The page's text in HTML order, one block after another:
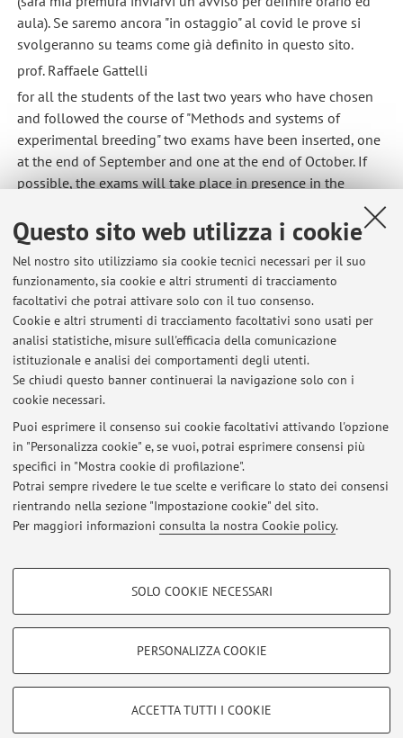
Questo sito web utilizza i cookie
Nel nostro sito utilizziamo sia cookie tecnici necessari per il suo
funzionamento, sia cookie e altri strumenti di tracciamento
facoltativi che potrai attivare solo con il tuo consenso.
Cookie e altri strumenti di tracciamento facoltativi sono usati per
analisi statistiche, misure sull'efficacia della comunicazione
istituzionale e analisi dei comportamenti degli utenti.
Se chiudi questo banner continuerai la navigazione solo con i
cookie necessari.
Puoi esprimere il consenso sui cookie facoltativi attivando l'opzione
in "Personalizza cookie" e, se vuoi, potrai esprimere consensi più
specifici in "Mostra cookie di profilazione".
Potrai sempre rivedere le tue scelte e verificare lo stato dei consensi
rientrando nella sezione "Impostazione cookie" del sito.
Per maggiori informazioni consulta la nostra Cookie policy.
COOKIE DI PROFILAZIONE - FACOLTATIVI
COOKIE TECNICI - NECESSARI
SOLO COOKIE NECESSARI
PERSONALIZZA COOKIE
ACCETTA TUTTI I COOKIE
aula). Se saremo ancora "in ostaggio" al covid le prove si
svolgeranno su teams come già definito in questo sito.
prof. Raffaele Gattelli
for all the students of the last two years who have chosen
and followed the course of "Methods and systems of
experimental breeding" two exams have been inserted, one
at the end of September and one at the end of October. If
possible, the exams will take place in presence in the
define the time and classroom). If we are still "hostage" to
the covid the exams will take place on teams as already
defined on this site.
Pubblicato il: 07 settembre 2021
PUBBLICAZIONE APPELLI
Pubblicato il: 07 maggio 2024
PUBBLICAZIONE APPELLI
Pubblicato il: 07 settembre 2021
Area riservata
Accedi tramiteloginper gestire tutti i contenuti del sito.
Zamboni, 33 - 40126 Bologna - Partita IVA: 01131710376
Privacy|Note legali|Impostazioni Cookie